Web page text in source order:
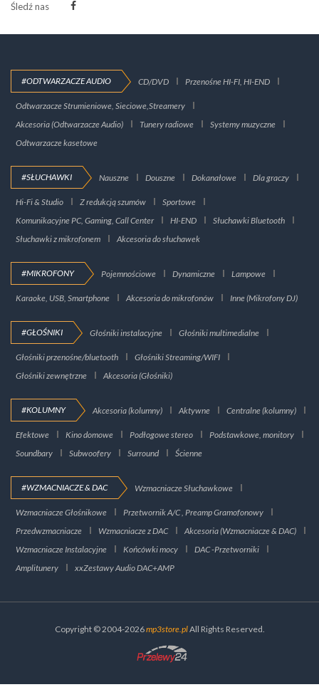
Śledź nas
#ODTWARZACZE AUDIO CD/DVD Przenośne HI-FI, HI-END
Odtwarzacze Strumieniowe, Sieciowe,Streamery
Akcesoria (Odtwarzacze Audio)
Tunery radiowe
Systemy muzyczne
Odtwarzacze kasetowe
#SŁUCHAWKI Nauszne Douszne Dokanałowe Dla graczy
Hi-Fi & Studio Z redukcją szumów
Sportowe
Komunikacyjne PC, Gaming, Call Center
HI-END
Słuchawki Bluetooth
Słuchawki z mikrofonem
Akcesoria do słuchawek
#MIKROFONY Pojemnościowe Dynamiczne Lampowe
Karaoke, USB, Smartphone Akcesoria do mikrofonów Inne (Mikrofony DJ)
#GŁOŚNIKI Głośniki instalacyjne Głośniki multimedialne
Głośniki przenośne/bluetooth
Głośniki Streaming/WIFI
Głośniki zewnętrzne
Akcesoria (Głośniki)
#KOLUMNY Akcesoria (kolumny) Aktywne Centralne (kolumny)
Efektowe Kino domowe Podłogowe stereo
Podstawkowe, monitory
Soundbary
Subwoofery Surround Ścienne
#WZMACNIACZE & DAC Wzmacniacze Słuchawkowe
Wzmacniacze Głośnikowe
Przetwornik A/C , Preamp Gramofonowy
Przedwzmacniacze
Wzmacniacze z DAC
Akcesoria (Wzmacniacze & DAC)
Wzmacniacze Instalacyjne
Końcówki mocy
DAC -Przetworniki
Amplitunery
xxZestawy Audio DAC+AMP
Copyright © 2004-2026mp3store.plAll Rights Reserved.